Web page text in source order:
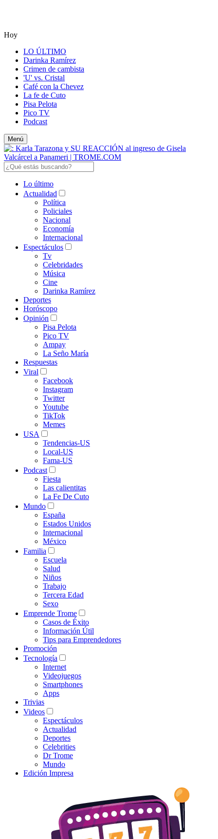
Hoy
LO ÚLTIMO
Darinka Ramírez
Crimen de cambista
'U' vs. Cristal
Café con la Chevez
La fe de Cuto
Pisa Pelota
Pico TV
Podcast
Menú
Lo último
Actualidad
Política
Policiales
Nacional
Economía
Internacional
Espectáculos
Tv
Celebridades
Música
Cine
Darinka Ramírez
Deportes
Horóscopo
Opinión
Pisa Pelota
Pico TV
Ampay
La Seño María
Respuestas
Viral
Facebook
Instagram
Twitter
Youtube
TikTok
Memes
USA
Tendencias-US
Local-US
Fama-US
Podcast
Fiesta
Las calientitas
La Fe De Cuto
Mundo
España
Estados Unidos
Internacional
México
Familia
Escuela
Salud
Niños
Trabajo
Tercera Edad
Sexo
Emprende Trome
Casos de Éxito
Información Útil
Tips para Emprendedores
Promoción
Tecnología
Internet
Videojuegos
Smartphones
Apps
Trivias
Videos
Espectáculos
Actualidad
Deportes
Celebrities
Dr Trome
Mundo
Edición Impresa